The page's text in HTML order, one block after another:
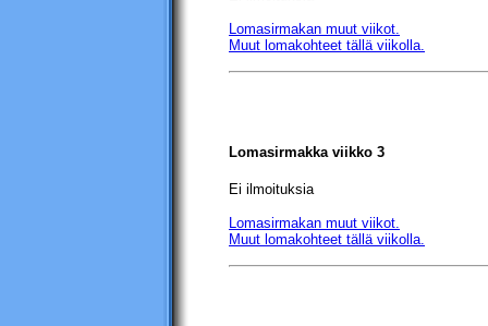
Lomasirmakan muut viikot.
Muut lomakohteet tällä viikolla.
Lomasirmakka viikko 3
Ei ilmoituksia
Lomasirmakan muut viikot.
Muut lomakohteet tällä viikolla.